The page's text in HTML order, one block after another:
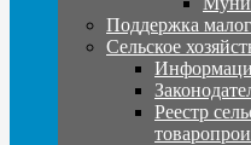
Поддержка
Сельское
Реестр